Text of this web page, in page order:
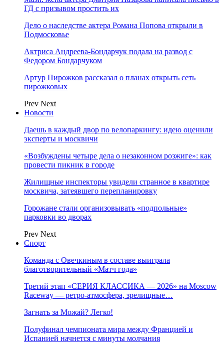
ГД с призывом простить их
Дело о наследстве актера Романа Попова открыли в
Подмосковье
Актриса Андреева-Бондарчук подала на развод с
Федором Бондарчуком
Артур Пирожков рассказал о планах открыть сеть
пирожковых
Prev Next
Новости
Даешь в каждый двор по велопаркингу: идею оценили
эксперты и москвичи
«Возбуждены четыре дела о незаконном розжиге»: как
провести пикник в городе
Жилищные инспекторы увидели странное в квартире
москвича, затеявшего перепланировку
Горожане стали организовывать «подпольные»
парковки во дворах
Prev Next
Спорт
Команда с Овечкиным в составе выиграла
благотворительный «Матч года»
Третий этап «СЕРИЯ КЛАССИКА — 2026» на Moscow
Raceway — ретро‑атмосфера, зрелищные…
Загнать за Можай? Легко!
Полуфинал чемпионата мира между Францией и
Испанией начнется с минуты молчания